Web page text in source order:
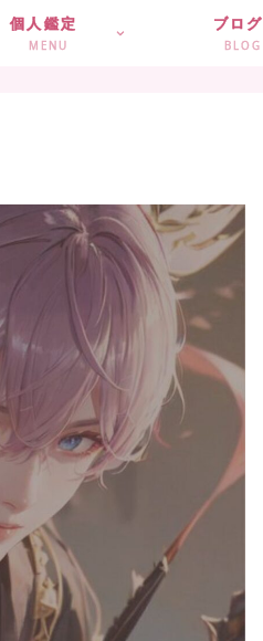
個人鑑定
MENU
ブログ
BLOG